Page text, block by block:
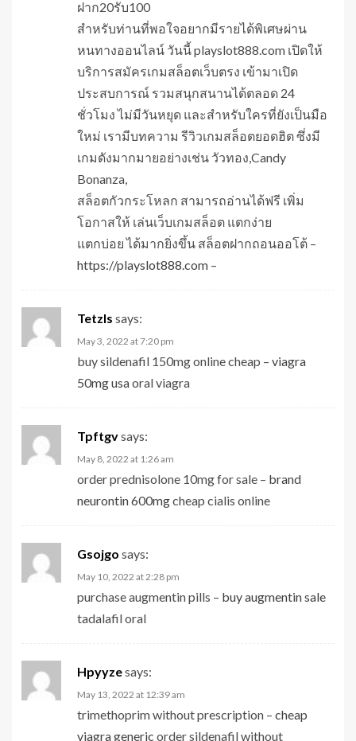
ฝาก20รับ100
สำหรับท่านที่พอใจอยากมีรายได้พิเศษผ่าน
หนทางออนไลน์ วันนี้ playslot888.com เปิดให้
บริการสมัครเกมสล็อตเว็บตรง เข้ามาเปิด
ประสบการณ์ รวมสนุกสนานได้ตลอด 24
ชั่วโมง ไม่มีวันหยุด และสำหรับใครที่ยังเป็นมือ
ใหม่ เรามีบทความ รีวิวเกมสล็อตยอดฮิต ซึ่งมี
เกมดังมากมายอย่างเช่น วัวทอง,Candy
Bonanza,
สล็อตกัวกระโหลก สามารถอ่านได้ฟรี เพิ่ม
โอกาสให้ เล่นเว็บเกมสล็อต แตกง่าย
แตกบ่อย ได้มากยิ่งขึ้น สล็อตฝากถอนออโต้ –
https://playslot888.com –
Tetzls says:
May 3, 2022 at 7:20 pm
buy sildenafil 150mg online cheap – viagra
50mg usaoral viagra
Tpftgvsays:
May 8, 2022 at 1:26 am
order prednisolone 10mg for sale – brand
neurontin 600mgcheap cialis online
Gsojgo says:
May 10, 2022 at 2:28 pm
purchase augmentin pills – buy augmentin sale
tadalafil oral
Hpyyzesays:
May 13, 2022 at 12:39 am
trimethoprim without prescription – cheap
viagra generic order sildenafil without